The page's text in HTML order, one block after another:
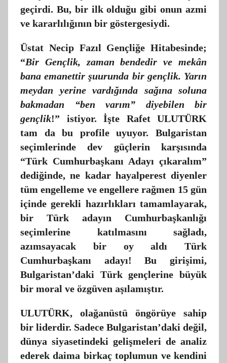
geçirdi. Bu, bir ilk olduğu gibi onun azmi
ve kararlılığının bir göstergesiydi.
Üstat Necip Fazıl Gençliğe Hitabesinde;
“Bir Gençlik, zaman bendedir ve mekân
bana emanettir şuurunda bir gençlik. Yarın
meydan yerine vardığında sağına soluna
bakmadan “ben varım” diyebilen bir
gençlik!” istiyor. İşte Rafet ULUTÜRK
tam da bu profile uyuyor. Bulgaristan
seçimlerinde dev güçlerin karşısında
“Türk Cumhurbaşkanı Adayı çıkaralım”
dediğinde, ne kadar hayalperest diyenler
tüm engelleme ve engellere rağmen 15 gün
içinde gerekli hazırlıkları tamamlayarak,
bir Türk adayın Cumhurbaşkanlığı
seçimlerine katılmasını sağladı,
azımsayacak bir oy aldı Türk
Cumhurbaşkanı adayı! Bu girişimi,
Bulgaristan’daki Türk gençlerine büyük
bir moral ve özgüven aşılamıştır.
ULUTÜRK, olağanüstü öngörüye sahip
bir liderdir. Sadece Bulgaristan’daki değil,
dünya siyasetindeki gelişmeleri de analiz
ederek daima birkaç toplumun ve kendini